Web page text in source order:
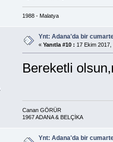
1988 - Malatya
Ynt: Adana'da bir
« Yanıtla #10 : 17 Ekim 2017,
Bereketli
Canan GÖRÜR
1967 ADANA & BELÇİKA
Ynt: Adana'da bir